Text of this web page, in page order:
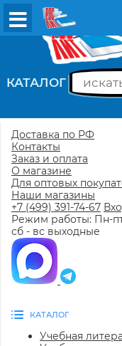
КАТАЛОГ
Доставка по РФ
Контакты
Заказ и оплата
О магазине
Для оптовых
Наши магазины
+7 (499) 391-74-67
Режим работы: Пн-
сб - вс выходные
КАТАЛОГ
Учебная